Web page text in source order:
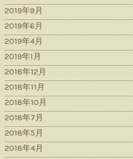
2019年9月
2019年6月
2019年4月
2019年1月
2018年12月
2018年11月
2018年10月
2018年7月
2018年5月
2018年4月